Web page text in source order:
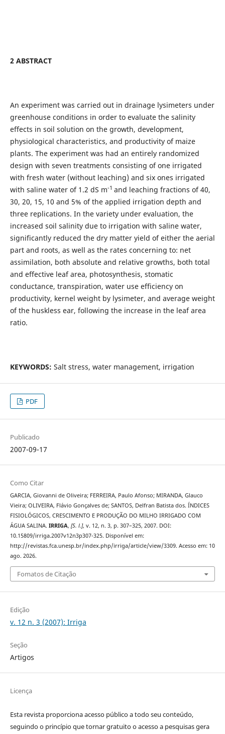
2 ABSTRACT
An experiment was carried out in drainage lysimeters under
greenhouse conditions in order to evaluate the salinity
effects in soil solution on the growth, development,
physiological characteristics, and productivity of maize
plants. The experiment was had an entirely randomized
design with seven treatments consisting of one irrigated
with fresh water (without leaching) and six ones irrigated
with saline water of 1.2 dS m-1 and leaching fractions of 40,
30, 20, 15, 10 and 5% of the applied irrigation depth and
three replications. In the variety under evaluation, the
increased soil salinity due to irrigation with saline water,
significantly reduced the dry matter yield of either the aerial
part and roots, as well as the rates concerning to: net
assimilation, both absolute and relative growths, both total
and effective leaf area, photosynthesis, stomatic
conductance, transpiration, water use efficiency on
productivity, kernel weight by lysimeter, and average weight
of the huskless ear, following the increase in the leaf area
ratio.
KEYWORDS: Salt stress, water management, irrigation
PDF
Publicado
2007-09-17
Como Citar
GARCIA, Giovanni de Oliveira; FERREIRA, Paulo Afonso; MIRANDA, Glauco
Vieira; OLIVEIRA, Flávio Gonçalves de; SANTOS, Delfran Batista dos. ÍNDICES
FISIOLÓGICOS, CRESCIMENTO E PRODUÇÃO DO MILHO IRRIGADO COM
ÁGUA SALINA. IRRIGA, [S. l.], v. 12, n. 3, p. 307–325, 2007. DOI:
10.15809/irriga.2007v12n3p307-325. Disponível em:
http://revistas.fca.unesp.br/index.php/irriga/article/view/3309. Acesso em: 10
ago. 2026.
Fomatos de Citação
Edição
v. 12 n. 3 (2007): Irriga
Seção
Artigos
Licença
Esta revista proporciona acesso público a todo seu conteúdo,
seguindo o princípio que tornar gratuito o acesso a pesquisas gera